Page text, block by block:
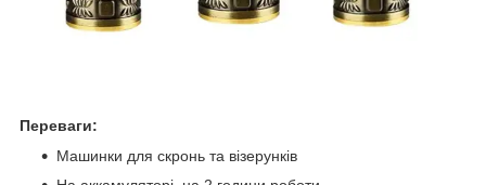
Переваги:
Машинки для скронь та візерунків